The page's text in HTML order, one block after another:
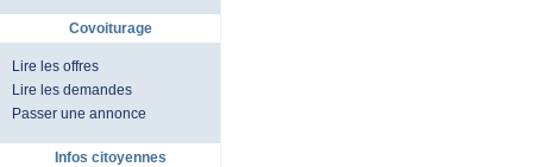
Covoiturage
Lire les offres
Lire les demandes
Passer une annonce
Infos citoyennes